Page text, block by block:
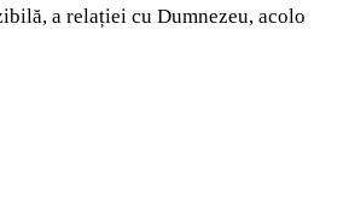
a relației cu Dumnezeu, acolo